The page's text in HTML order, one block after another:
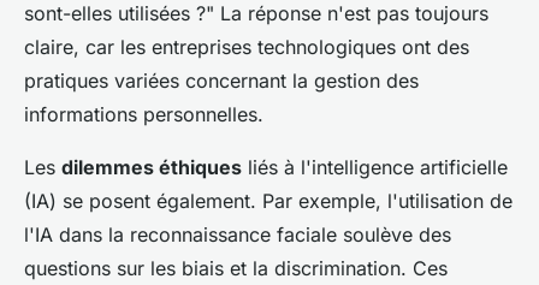
sont-elles utilisées ?" La réponse n'est pas toujours
claire, car les entreprises technologiques ont des
pratiques variées concernant la gestion des
informations personnelles.
Les dilemmes éthiques liés à l'intelligence artificielle
(IA) se posent également. Par exemple, l'utilisation de
l'IA dans la reconnaissance faciale soulève des
questions sur les biais et la discrimination. Ces